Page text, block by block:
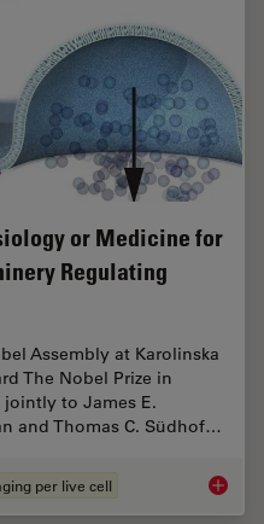
or Medicine for
Regulating
Assembly at Karolinska
The Nobel Prize in
to James E.
and Thomas C. Südhof…
per live cell Nobel